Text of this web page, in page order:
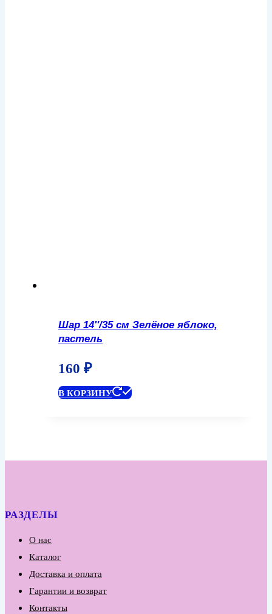
Шар 14″/35 см Зелёное яблоко,
пастель
160 ₽
В КОРЗИНУ
РАЗДЕЛЫ
О нас
Каталог
Доставка и оплата
Гарантии и возврат
Контакты